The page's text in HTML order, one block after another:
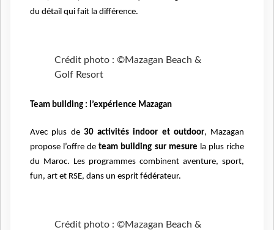
du détail qui fait la différence.
Crédit photo : ©Mazagan Beach &
Golf Resort
Team building : l’expérience Mazagan
Avec plus de 30 activités indoor et outdoor, Mazagan
propose l’offre deteam building sur mesure la plus riche
du Maroc. Les programmes combinent aventure, sport,
fun, art et RSE, dans un esprit fédérateur.
Crédit photo : ©Mazagan Beach &